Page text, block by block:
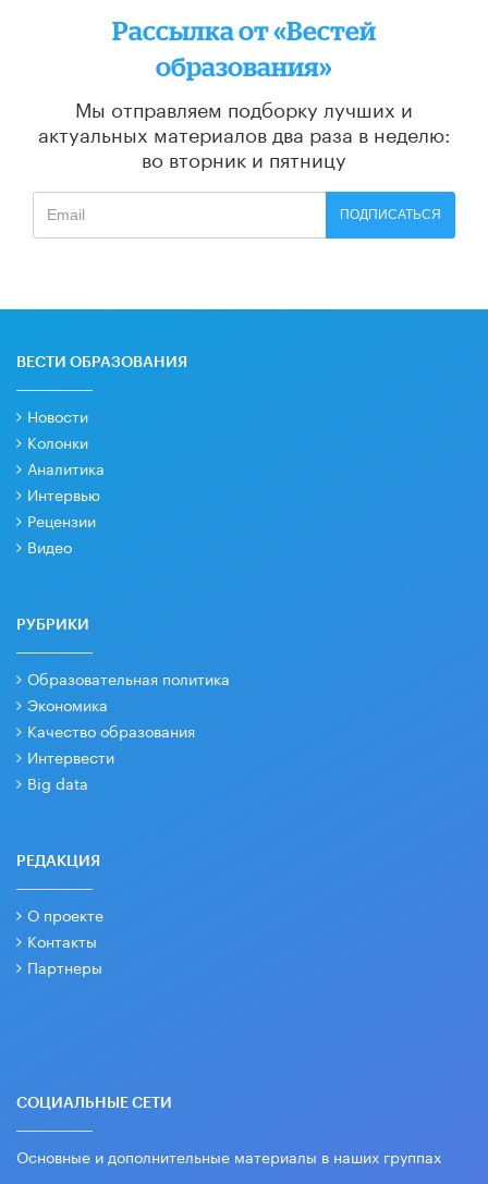
Рассылка от «Вестей
образования»
Мы отправляем подборку лучших и
актуальных материалов два раза в неделю:
во вторник и пятницу
ПОДПИСАТЬСЯ
ВЕСТИ ОБРАЗОВАНИЯ
Новости
Колонки
Аналитика
Интервью
Рецензии
Видео
РУБРИКИ
Образовательная политика
Экономика
Качество образования
Интервести
Big data
РЕДАКЦИЯ
О проекте
Контакты
Партнеры
СОЦИАЛЬНЫЕ СЕТИ
Основные и дополнительные материалы в наших группах